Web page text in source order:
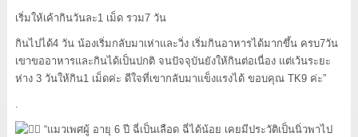
เริ่มให้เค้ากินวันละ1 เม็ด รวม7 วัน
กินไปได้4 วัน น้องเริ่มกลับมาเห่าและวิ่ง เริ่มกินอาหารได้มากขึ้น ครบ7วัน
เขาขออาหารและกินได้เป็นปกติ จนปัจจุบันยังให้กินต่อเนื่อง แต่เว้นระยะ
ห่าง 3 วันให้กิน1 เม็ดค่ะ ดีใจที่เขากลับมาแข็งแรงได้ ขอบคุณ TK9 ค่ะ”
.
“แมวเพศผู้ อายุ 6 ปี ฉี่เป็นเลือด ฉี่ได้น้อย เคยมีประวัติเป็นนิ่วพาไป